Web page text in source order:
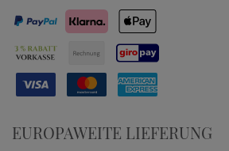
EUROPAWEITE LIEFERUNG